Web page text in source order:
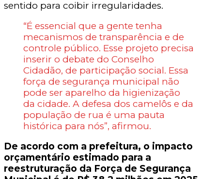
sentido para coibir irregularidades.
“É essencial que a gente tenha
mecanismos de transparência e de
controle público. Esse projeto precisa
inserir o debate do Conselho
Cidadão, de participação social. Essa
força de segurança municipal não
pode ser aparelho da higienização
da cidade. A defesa dos camelôs e da
população de rua é uma pauta
histórica para nós”, afirmou.
De acordo com a prefeitura, o impacto
orçamentário estimado para a
reestruturação da Força de Segurança